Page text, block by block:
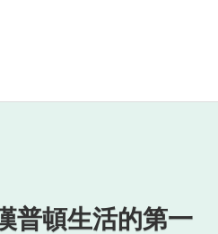
普頓生活的第一